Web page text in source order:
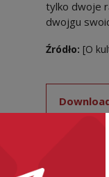
tylko dwoje
dwojgu
Źródło: [O